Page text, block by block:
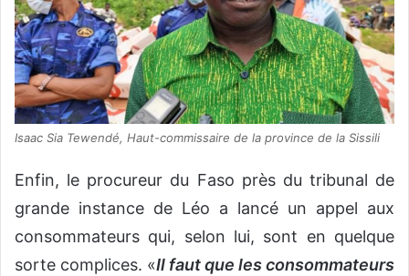
Isaac Sia Tewendé, Haut-commissaire de la province de la Sissili
Enfin, le procureur du Faso près du tribunal de
grande instance de Léo a lancé un appel aux
consommateurs qui, selon lui, sont en quelque
sorte complices. «Il faut que les consommateurs